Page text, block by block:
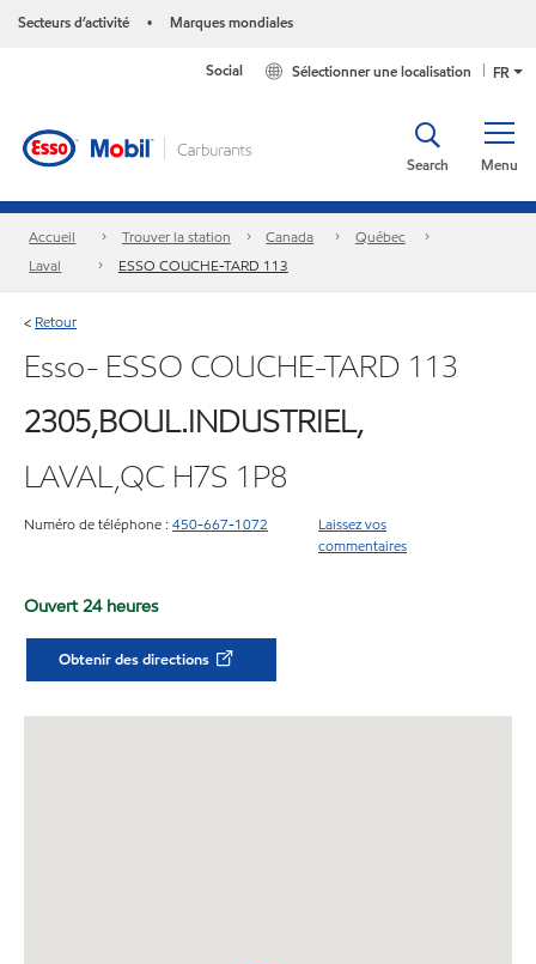
Secteurs d’activité • Marques mondiales
FR
Sélectionner une localisation
Social
Menu
Search
Accueil Trouver la station Canada
Québec
Laval
ESSO COUCHE-TARD 113
< Retour
Esso- ESSO COUCHE-TARD 113
2305,BOUL.INDUSTRIEL,
LAVAL,QC H7S 1P8
Numéro de téléphone : 450-667-1072
Laissez vos
commentaires
Ouvert 24 heures
Obtenir des directions